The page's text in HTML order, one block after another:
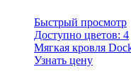
Быстрый просмотр
Доступно цветов: 4
Мягкая кровля
Узнать цену